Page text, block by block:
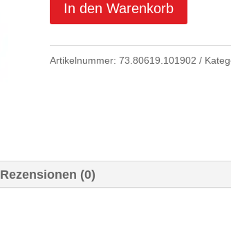
In den Warenkorb
Artikelnummer: 73.80619.101902
Rezensionen (0)